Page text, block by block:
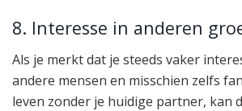
8. Interesse in anderen
Als je merkt dat je steeds vaker
andere mensen en misschien zelfs
leven zonder je huidige partner, kan